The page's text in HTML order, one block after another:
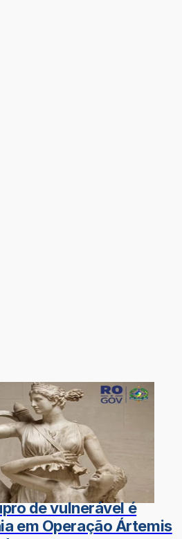
de vulnerável é
em Operação Ártemis